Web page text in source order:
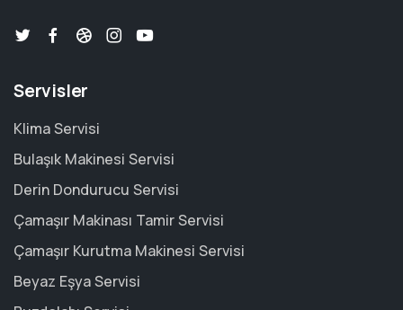
Servisler
Klima Servisi
Bulaşık Makinesi Servisi
Derin Dondurucu Servisi
Çamaşır Makinası Tamir Servisi
Çamaşır Kurutma Makinesi Servisi
Beyaz Eşya Servisi